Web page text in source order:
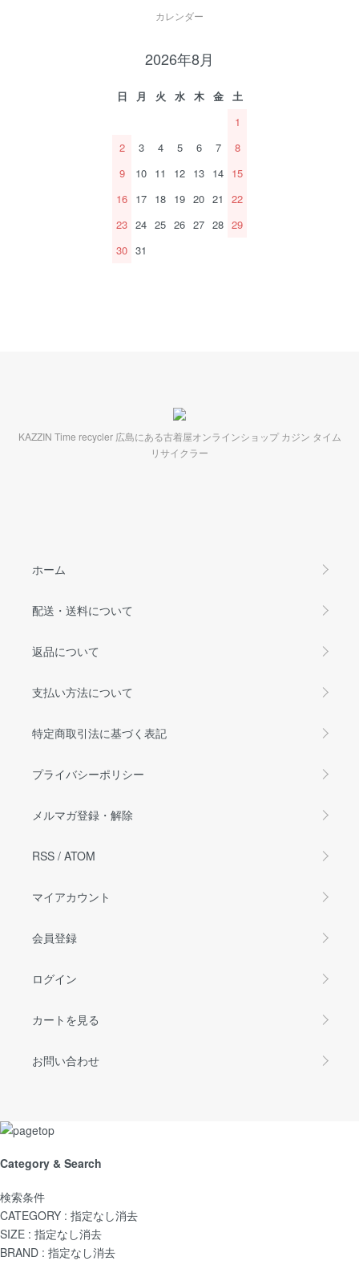
カレンダー
2026年8月
日 月 火 水 木 金
土
1
2
3 4 5 6 7
8
9
10 11 12 13 14 15
16 17 18 19 20 21
22
23 24 25 26 27 28 29
30 31
KAZZIN Time recycler 広島にある古着屋オンラインショップ カジン タイム
リサイクラー
ホーム
配送・送料について
返品について
支払い方法について
特定商取引法に基づく表記
プライバシーポリシー
メルマガ登録・解除
RSS / ATOM
マイアカウント
会員登録
ログイン
カートを見る
お問い合わせ
Category & Search
検索条件
CATEGORY : 指定なし消去
SIZE : 指定なし消去
BRAND : 指定なし消去